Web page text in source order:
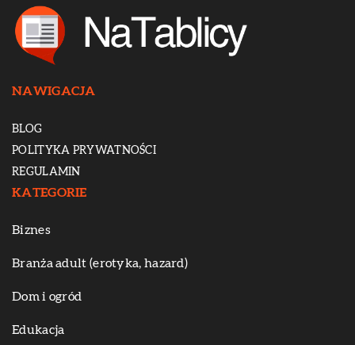
NAWIGACJA
BLOG
POLITYKA PRYWATNOŚCI
REGULAMIN
KATEGORIE
Biznes
Branża adult (erotyka, hazard)
Dom i ogród
Edukacja